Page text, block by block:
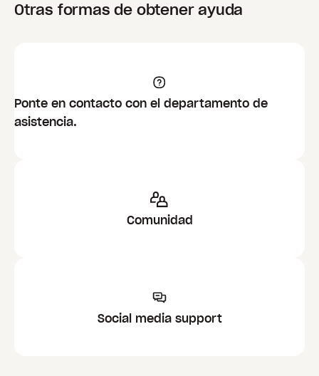
Otras formas de obtener ayuda
Ponte en contacto con el departamento de
asistencia.
Comunidad
Social media support